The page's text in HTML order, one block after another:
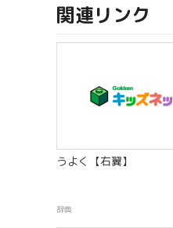
関連リンク
うよく【右翼】
辞典